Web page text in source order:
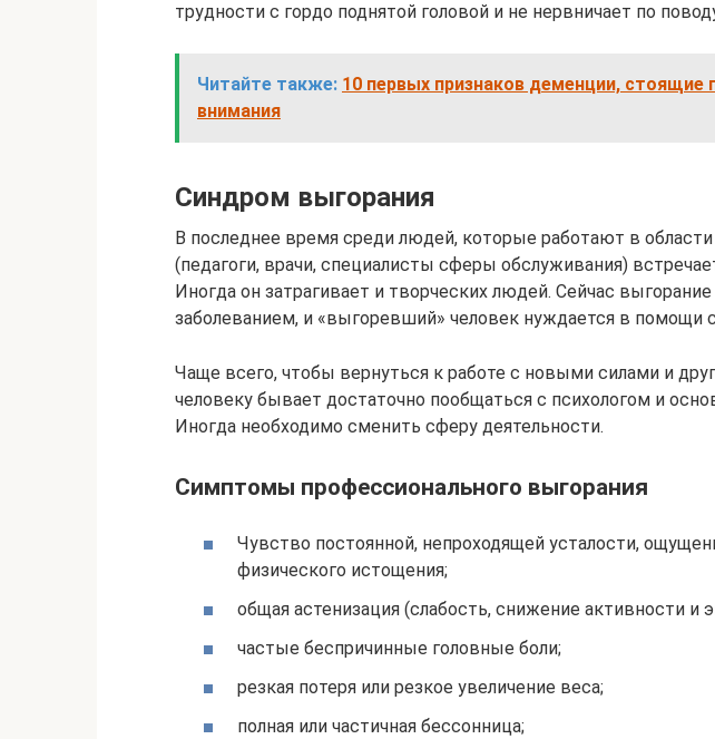
трудности с гордо поднятой головой и не нервничает по
Читайте также: 10 первых признаков деменции, стоящие
внимания
Синдром выгорания
В последнее время среди людей, которые работают в области
(педагоги, врачи, специалисты сферы обслуживания)
Иногда он затрагивает и творческих людей. Сейчас
заболеванием, и «выгоревший» человек нуждается в помощи
Чаще всего, чтобы вернуться к работе с новыми силами и
человеку бывает достаточно пообщаться с психологом и
Иногда необходимо сменить сферу деятельности.
Симптомы профессионального выгорания
Чувство постоянной, непроходящей усталости,
физического истощения;
общая астенизация (слабость, снижение активности и
частые беспричинные головные боли;
резкая потеря или резкое увеличение веса;
полная или частичная бессонница;